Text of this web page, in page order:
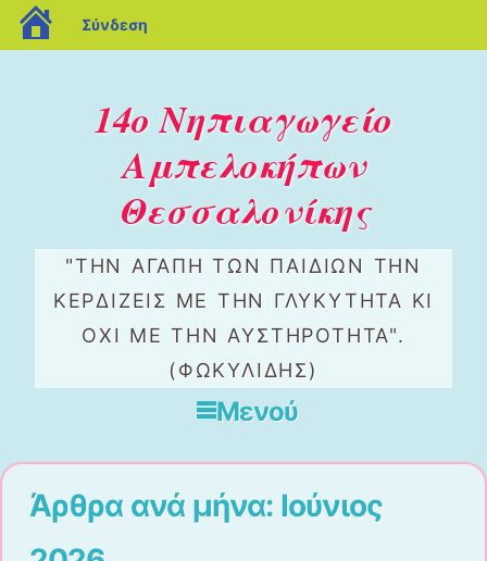
14ο Νηπιαγωγείο
Αμπελοκήπων
Θεσσαλονίκης
"ΤΗΝ ΑΓΆΠΗ ΤΩΝ ΠΑΙΔΙΏΝ ΤΗΝ
ΚΕΡΔΊΖΕΙΣ ΜΕ ΤΗΝ ΓΛΥΚΎΤΗΤΑ ΚΙ
ΌΧΙ ΜΕ ΤΗΝ ΑΥΣΤΗΡΌΤΗΤΑ".
(ΦΩΚΥΛΙΔΗΣ)
Μενού
Άρθρα ανά μήνα: Ιούνιος
blogs.sch.gr
Σύνδεση